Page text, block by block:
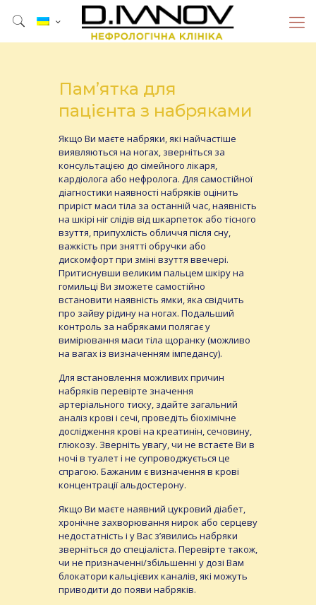
Пам’ятка для
пацієнта з набряками
Якщо Ви маєте набряки, які найчастіше
виявляються на ногах, зверніться за
консультацією до сімейного лікаря,
кардіолога або нефролога. Для самостійної
діагностики наявності набряків оцінить
приріст маси тіла за останній час, наявність
на шкірі ніг слідів від шкарпеток або тісного
взуття, припухлість обличчя після сну,
важкість при знятті обручки або
дискомфорт при зміні взуття ввечері.
Притиснувши великим пальцем шкіру на
гомильці Ви зможете самостійно
встановити наявність ямки, яка свідчить
про зайву рідину на ногах. Подальший
контроль за набряками полягає у
вимірювання маси тіла щоранку (можливо
на вагах із визначенням імпедансу).
Для встановлення можливих причин
набряків перевірте значення
артеріального тиску, здайте загальний
аналіз крові і сечі, проведіть біохімічне
дослідження крові на креатинін, сечовину,
глюкозу. Зверніть увагу, чи не встаєте Ви в
ночі в туалет і не супроводжується це
спрагою. Бажаним є визначення в крові
концентрації альдостерону.
Якщо Ви маєте наявний цукровий діабет,
хронічне захворювання нирок або серцеву
недостатність і у Вас з’явились набряки
зверніться до спеціаліста. Перевірте також,
чи не призначенні/збільшенні у дозі Вам
блокатори кальцієвих каналів, які можуть
приводити до появи набряків.